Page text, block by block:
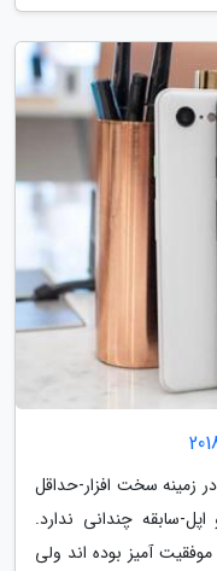
زمینه سخت افزار-حداقل
سابقه چندانی ندارد.
آمیز بوده اند ولی